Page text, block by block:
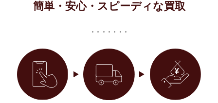
簡単・安心・スピーディな買取